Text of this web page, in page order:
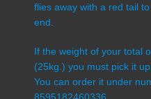
flies away with a red tail
end.
If the weight of your total
(25kg.) you must pick it
You can order it under